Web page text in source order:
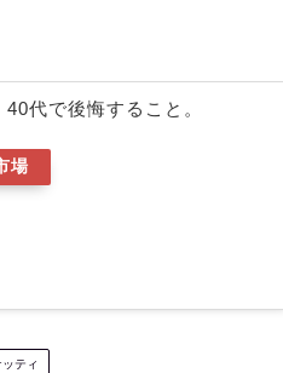
代で後悔すること。
場
ティ